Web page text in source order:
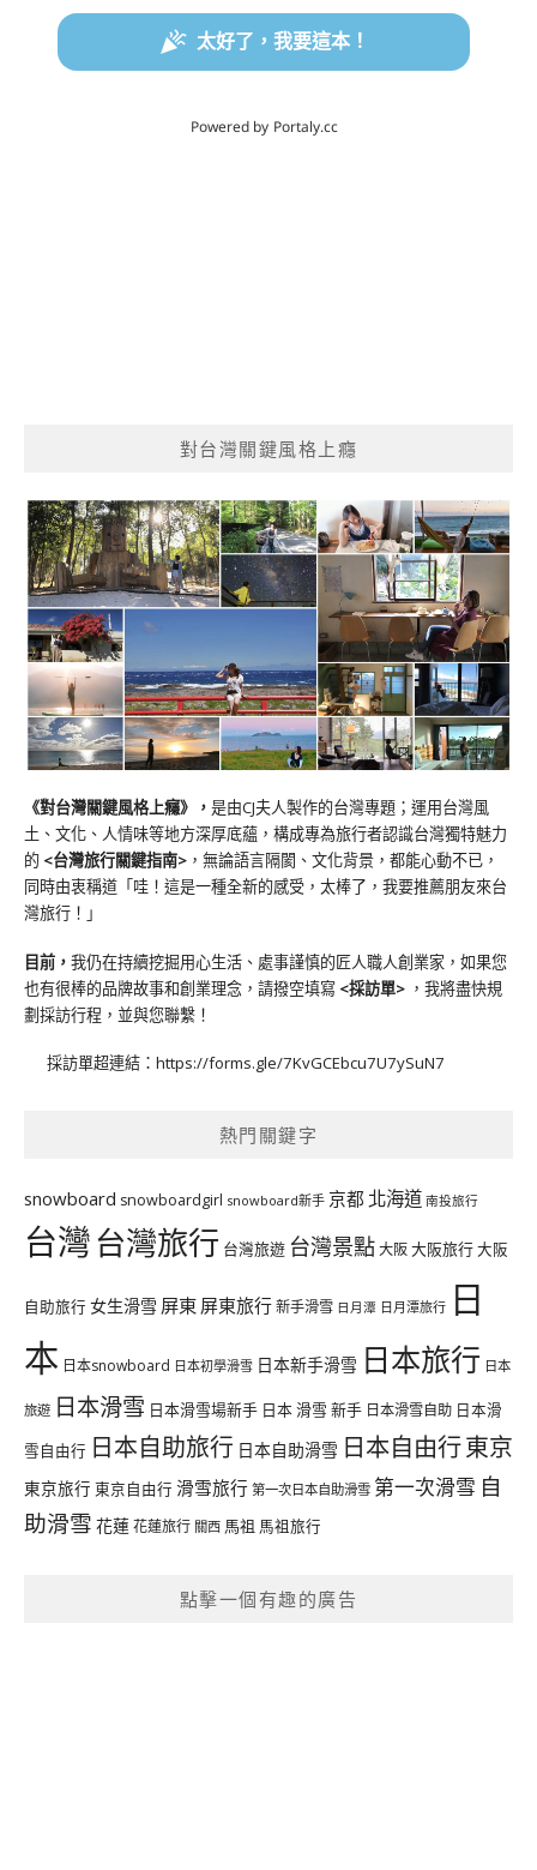
對台灣關鍵風格上癮
《對台灣關鍵風格上癮》 ， 是由CJ夫人製作的台灣專題；運用台灣風
土、文化、人情味等地方深厚底蘊，構成專為旅行者認識台灣獨特魅力
的 <台灣旅行關鍵指南> ，無論語言隔閡、文化背景，都能心動不已，
同時由衷稱道「哇！這是一種全新的感受，太棒了，我要推薦朋友來台
灣旅行！」
目前， 我仍在持續挖掘用心生活、處事謹慎的匠人職人創業家，如果您
也有很棒的品牌故事和創業理念，請撥空填寫 <採訪單> ，我將盡快規
劃採訪行程，並與您聯繫！
採訪單超連結： https://forms.gle/7KvGCEbcu7U7ySuN7
熱門關鍵字
snowboard snowboardgirl snowboard新手 京都 北海道 南投旅行
台灣台灣旅行 台灣旅遊 台灣景點大阪大阪旅行大阪
自助旅行 女生滑雪 屏東 屏東旅行新手滑雪 日月潭 日月潭旅行 日
本 日本snowboard 日本初學滑雪 日本新手滑雪 日本旅行 日本
旅遊 日本滑雪 日本滑雪場新手 日本 滑雪 新手 日本滑雪自助 日本滑
雪自由行 日本自助旅行 日本自助滑雪 日本自由行東京
東京旅行 東京自由行 滑雪旅行 第一次日本自助滑雪 第一次滑雪 自
助滑雪 花蓮花蓮旅行 關西 馬祖 馬祖旅行
點擊一個有趣的廣告